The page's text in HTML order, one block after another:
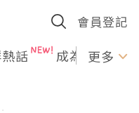
會員登記
話 成為U更多